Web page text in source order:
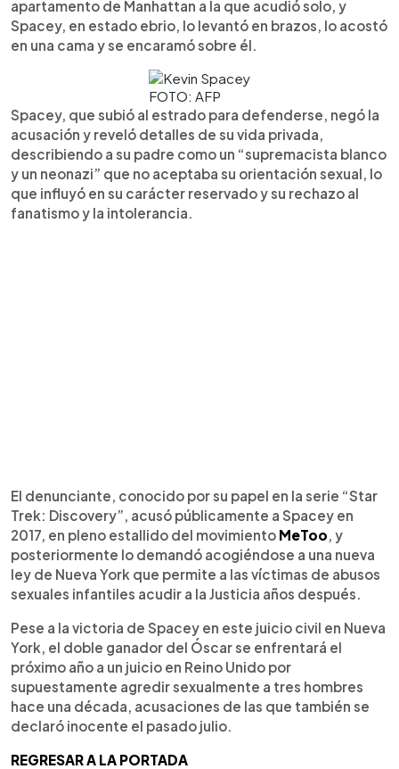
apartamento de Manhattan a la que acudió solo, y
Spacey, en estado ebrio, lo levantó en brazos, lo acostó
en una cama y se encaramó sobre él.
FOTO: AFP
Spacey, que subió al estrado para defenderse, negó la
acusación y reveló detalles de su vida privada,
describiendo a su padre como un “supremacista blanco
y un neonazi” que no aceptaba su orientación sexual, lo
que influyó en su carácter reservado y su rechazo al
fanatismo y la intolerancia.
El denunciante, conocido por su papel en la serie “Star
Trek: Discovery”, acusó públicamente a Spacey en
2017, en pleno estallido del movimiento MeToo, y
posteriormente lo demandó acogiéndose a una nueva
ley de Nueva York que permite a las víctimas de abusos
sexuales infantiles acudir a la Justicia años después.
Pese a la victoria de Spacey en este juicio civil en Nueva
York, el doble ganador del Óscar se enfrentará el
próximo año a un juicio en Reino Unido por
supuestamente agredir sexualmente a tres hombres
hace una década, acusaciones de las que también se
declaró inocente el pasado julio.
REGRESAR A LA PORTADA